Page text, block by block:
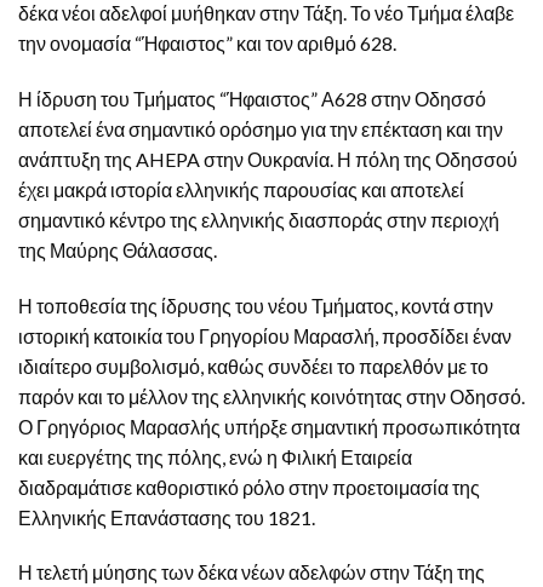
δέκα νέοι αδελφοί μυήθηκαν στην Τάξη. Το νέο Τμήμα έλαβε
την ονομασία “Ήφαιστος” και τον αριθμό 628.
Η ίδρυση του Τμήματος “Ήφαιστος” Α628 στην Οδησσό
αποτελεί ένα σημαντικό ορόσημο για την επέκταση και την
ανάπτυξη της AHEPA στην Ουκρανία. Η πόλη της Οδησσού
έχει μακρά ιστορία ελληνικής παρουσίας και αποτελεί
σημαντικό κέντρο της ελληνικής διασποράς στην περιοχή
της Μαύρης Θάλασσας.
Η τοποθεσία της ίδρυσης του νέου Τμήματος, κοντά στην
ιστορική κατοικία του Γρηγορίου Μαρασλή, προσδίδει έναν
ιδιαίτερο συμβολισμό, καθώς συνδέει το παρελθόν με το
παρόν και το μέλλον της ελληνικής κοινότητας στην Οδησσό.
Ο Γρηγόριος Μαρασλής υπήρξε σημαντική προσωπικότητα
και ευεργέτης της πόλης, ενώ η Φιλική Εταιρεία
διαδραμάτισε καθοριστικό ρόλο στην προετοιμασία της
Ελληνικής Επανάστασης του 1821.
Η τελετή μύησης των δέκα νέων αδελφών στην Τάξη της